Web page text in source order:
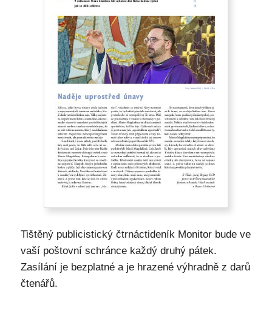
Tištěný publicistický čtrnáctideník Monitor bude ve
vaší poštovní schránce každý druhý pátek.
Zasílání je bezplatné a je hrazené výhradně z darů
čtenářů.